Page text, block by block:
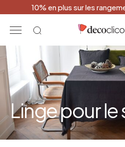
10% en plus sur les
Linge pour le